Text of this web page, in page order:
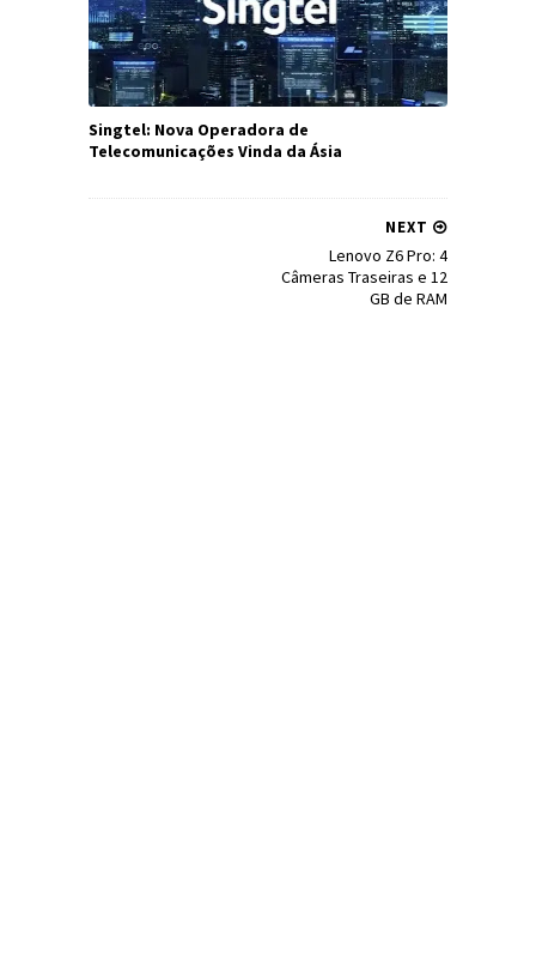
Singtel: Nova Operadora de
Telecomunicações Vinda da Ásia
NEXT
Lenovo Z6 Pro: 4
Câmeras Traseiras e 12
GB de RAM